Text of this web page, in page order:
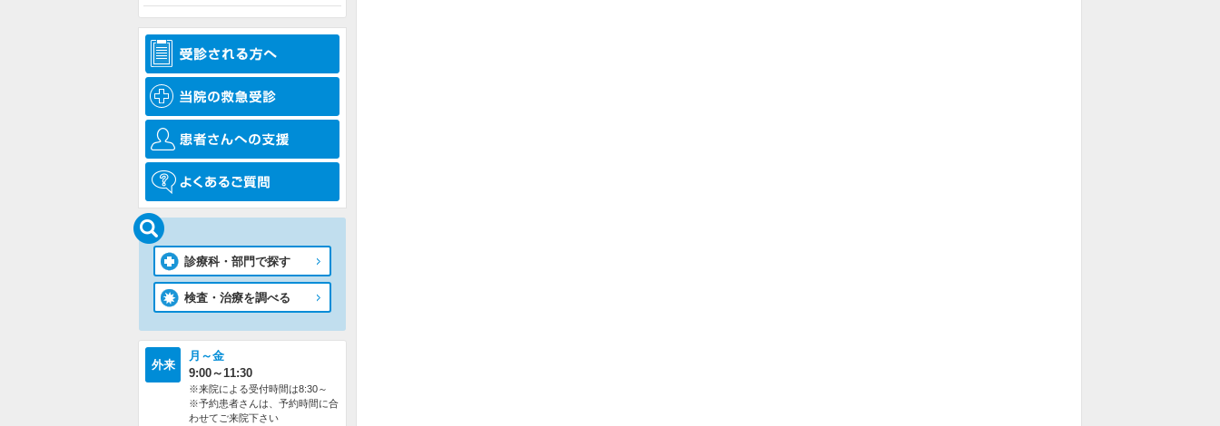
診療科・部門で探す
検査・治療を調べる
外来
月～金
9:00～11:30
※来院による受付時間は8:30～
※予約患者さんは、予約時間に合
わせてご来院下さい